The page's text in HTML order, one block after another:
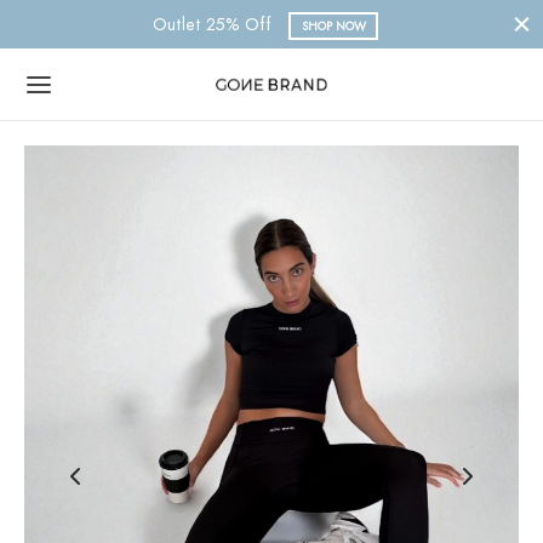
Outlet 25% Off SHOP NOW